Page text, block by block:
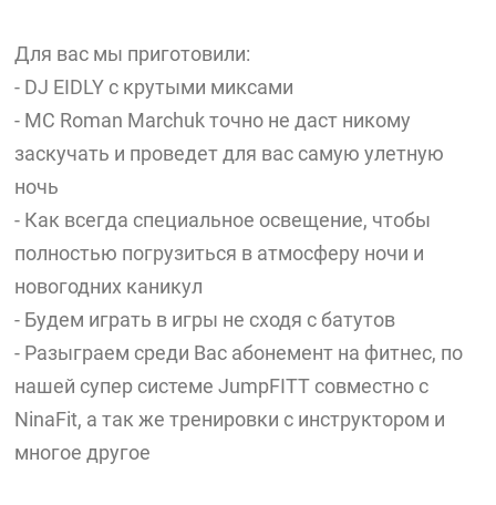
Для вас мы приготовили:
- DJ EIDLY с крутыми миксами
- MC Roman Marchuk точно не даст никому
заскучать и проведет для вас самую улетную
ночь
- Как всегда специальное освещение, чтобы
полностью погрузиться в атмосферу ночи и
новогодних каникул
- Будем играть в игры не сходя с батутов
- Разыграем среди Вас абонемент на фитнес, по
нашей супер системе JumpFITT совместно с
NinaFit, а так же тренировки с инструктором и
многое другое